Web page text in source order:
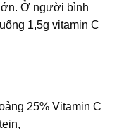
Ở người bình
1,5g vitamin C
25% Vitamin C